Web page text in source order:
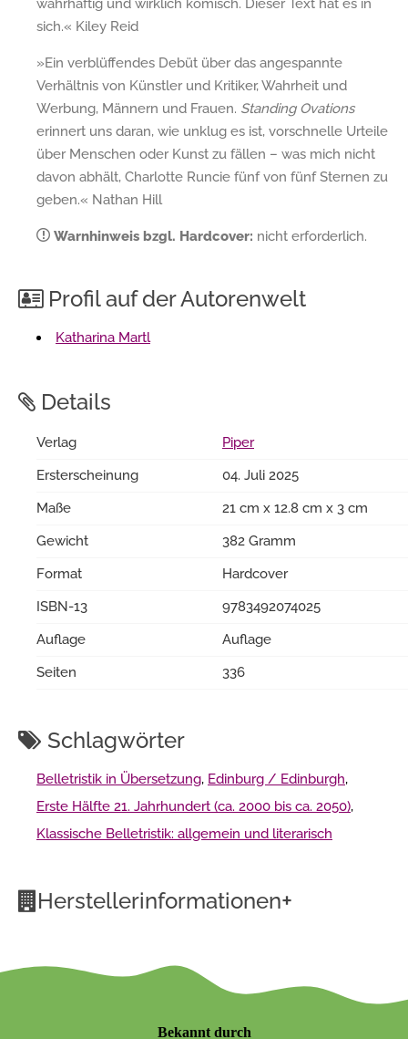
wahrhaftig und wirklich komisch. Dieser Text hat es in
sich.« Kiley Reid
»Ein verblüffendes Debüt über das angespannte
Verhältnis von Künstler und Kritiker, Wahrheit und
Werbung, Männern und Frauen. Standing Ovations
erinnert uns daran, wie unklug es ist, vorschnelle Urteile
über Menschen oder Kunst zu fällen – was mich nicht
davon abhält, Charlotte Runcie fünf von fünf Sternen zu
geben.« Nathan Hill
Warnhinweis bzgl. Hardcover: nicht erforderlich.
Profil auf der Autorenwelt
Katharina Martl
Details
Verlag
Piper
Ersterscheinung
04. Juli 2025
Maße
21 cm x 12.8 cm x 3 cm
Gewicht
382 Gramm
Format
Hardcover
ISBN-13
9783492074025
Auflage
Auflage
Seiten
336
Schlagwörter
Belletristik in Übersetzung, Edinburg / Edinburgh,
Erste Hälfte 21. Jahrhundert (ca. 2000 bis ca. 2050),
Klassische Belletristik: allgemein und literarisch
Herstellerinformationen+
Bekannt durch